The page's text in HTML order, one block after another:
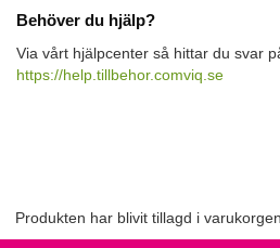
Behöver du hjälp?
Via vårt hjälpcenter så hittar du svar
https://help.tillbehor.comviq.se
Produkten har blivit tillagd i varukorgen